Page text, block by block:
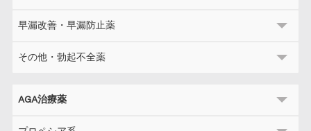
早漏改善・早漏防止薬
その他・勃起不全薬
AGA治療薬